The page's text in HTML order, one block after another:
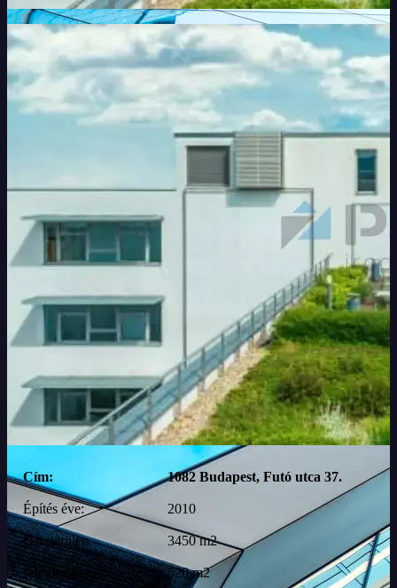
Cím: 1082 Budapest, Futó utca 37.
Építés éve: 2010
Összterület: 3450 m2
Jelenleg kiadó: 520 m2